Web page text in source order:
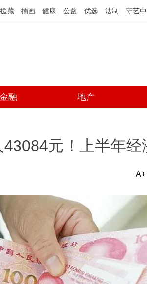
援藏 插画 健康 公益 优选 法制 守艺
金融 地产
元！上半年经
A+